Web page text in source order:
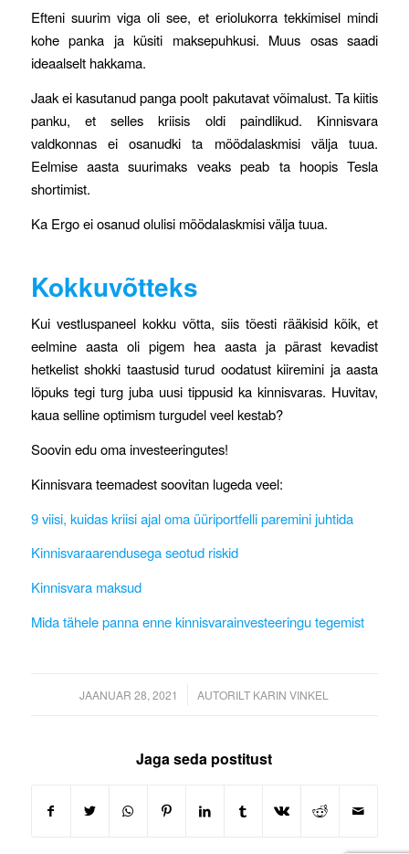
Efteni suurim viga oli see, et eriolukorra tekkimisel mindi
kohe panka ja küsiti maksepuhkusi. Muus osas saadi
ideaalselt hakkama.
Jaak ei kasutanud panga poolt pakutavat võimalust. Ta kiitis
panku, et selles kriisis oldi paindlikud. Kinnisvara
valdkonnas ei osanudki ta möödalaskmisi välja tuua.
Eelmise aasta suurimaks veaks peab ta hoopis Tesla
shortimist.
Ka Ergo ei osanud olulisi möödalaskmisi välja tuua.
Kokkuvõtteks
Kui vestluspaneel kokku võtta, siis tõesti rääkisid kõik, et
eelmine aasta oli pigem hea aasta ja pärast kevadist
hetkelist shokki taastusid turud oodatust kiiremini ja aasta
lõpuks tegi turg juba uusi tippusid ka kinnisvaras. Huvitav,
kaua selline optimism turgudel veel kestab?
Soovin edu oma investeeringutes!
Kinnisvara teemadest soovitan lugeda veel:
9 viisi, kuidas kriisi ajal oma üüriportfelli paremini juhtida
Kinnisvaraarendusega seotud riskid
Kinnisvara maksud
Mida tähele panna enne kinnisvarainvesteeringu tegemist
JAANUAR 28, 2021
/ AUTORILT KARIN VINKEL
Jaga seda postitust